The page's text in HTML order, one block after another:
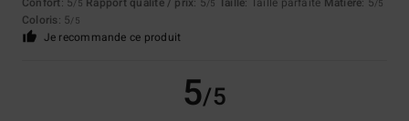
/5 /5 /5
Coloris: 5/5
Je recommande ce produit
5/5